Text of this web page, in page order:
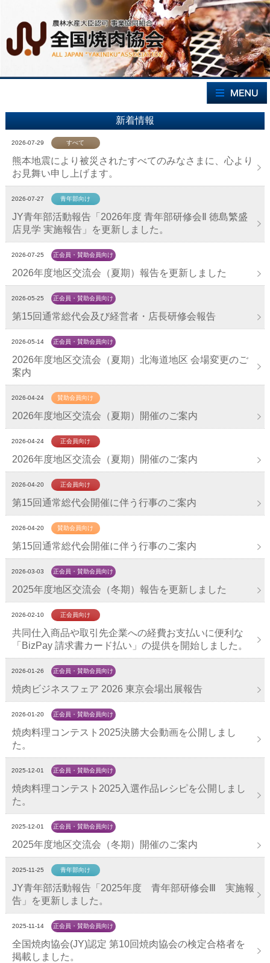
新着情報
2026-07-29 すべて
熊本地震により被災されたすべてのみなさまに、心より
お見舞い申し上げます。
2026-07-27 青年部向け
JY青年部活動報告「2026年度 青年部研修会Ⅱ 徳島繁盛
店見学 実施報告」を更新しました。
2026-07-25 正会員・賛助会員向け
2026年度地区交流会（夏期）報告を更新しました
2026-05-25 正会員・賛助会員向け
第15回通常総代会及び経営者・店長研修会報告
2026-05-14 正会員・賛助会員向け
2026年度地区交流会（夏期）北海道地区 会場変更のご
案内
2026-04-24 賛助会員向け
2026年度地区交流会（夏期）開催のご案内
2026-04-24 正会員向け
2026年度地区交流会（夏期）開催のご案内
2026-04-20 正会員向け
第15回通常総代会開催に伴う行事のご案内
2026-04-20 賛助会員向け
第15回通常総代会開催に伴う行事のご案内
2026-03-03 正会員・賛助会員向け
2025年度地区交流会（冬期）報告を更新しました
2026-02-10 正会員向け
共同仕入商品や取引先企業への経費お支払いに便利な
「BizPay 請求書カード払い」の提供を開始しました。
2026-01-26 正会員・賛助会員向け
焼肉ビジネスフェア 2026 東京会場出展報告
2026-01-20 正会員・賛助会員向け
焼肉料理コンテスト2025決勝大会動画を公開しまし
た。
2025-12-01 正会員・賛助会員向け
焼肉料理コンテスト2025入選作品レシピを公開しまし
た。
2025-12-01 正会員・賛助会員向け
2025年度地区交流会（冬期）開催のご案内
2025-11-25 青年部向け
JY青年部活動報告「2025年度 青年部研修会Ⅲ 実施報
告」を更新しました。
2025-11-14 正会員・賛助会員向け
全国焼肉協会(JY)認定 第10回焼肉協会の検定合格者を
掲載しました。